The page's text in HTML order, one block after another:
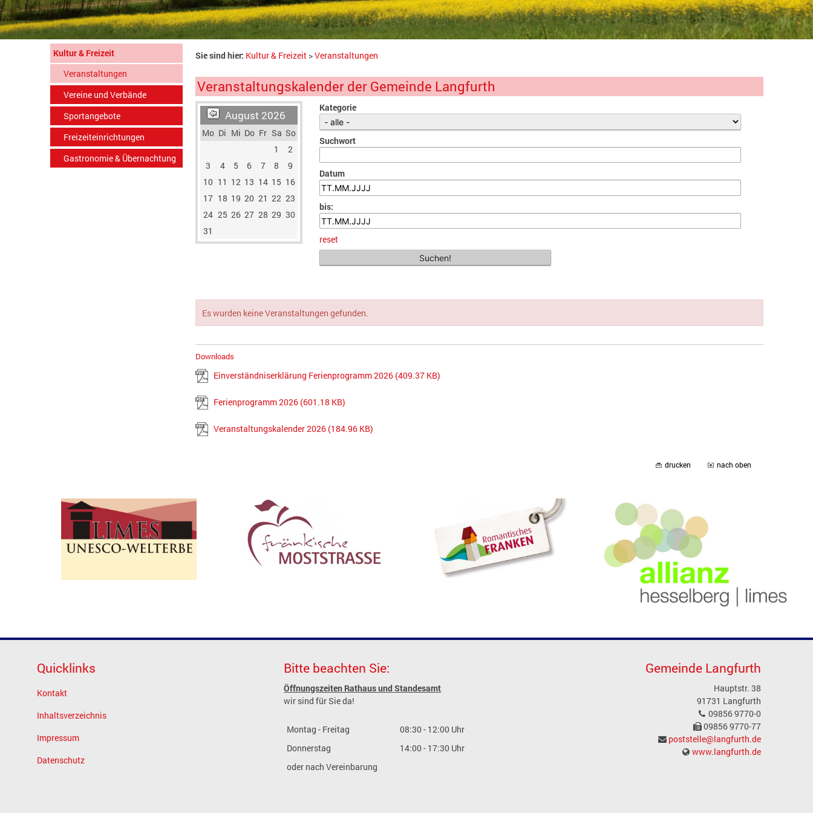
Kultur & Freizeit
Veranstaltungen
Vereine und Verbände
Sportangebote
Freizeiteinrichtungen
Gastronomie & Übernachtung
Sie sind hier: Kultur & Freizeit>Veranstaltungen
Veranstaltungskalender der Gemeinde Langfurth
August 2026
Mo Di Mi Do Fr Sa So
1
2
3
4 5 6 7 8
9
10 11 12 13 14 15 16
17 18 19 20 21 22 23
24 25 26 27 28 29 30
31
Kategorie
Suchwort
Datum
bis:
reset
Es wurden keine Veranstaltungen gefunden.
Downloads
Einverständniserklärung Ferienprogramm 2026 (409.37 KB)
Ferienprogramm 2026 (601.18 KB)
Veranstaltungskalender 2026 (184.96 KB)
drucken nach oben
Quicklinks
Kontakt
Inhaltsverzeichnis
Impressum
Datenschutz
Bitte beachten Sie:
Öffnungszeiten Rathaus und Standesamt
wir sind für Sie da!
Montag - Freitag
08:30 - 12:00 Uhr
Donnerstag
14:00 - 17:30 Uhr
oder nach Vereinbarung
Gemeinde Langfurth
Hauptstr. 38
91731 Langfurth
09856 9770-0
09856 9770-77
poststelle@langfurth.de
www.langfurth.de